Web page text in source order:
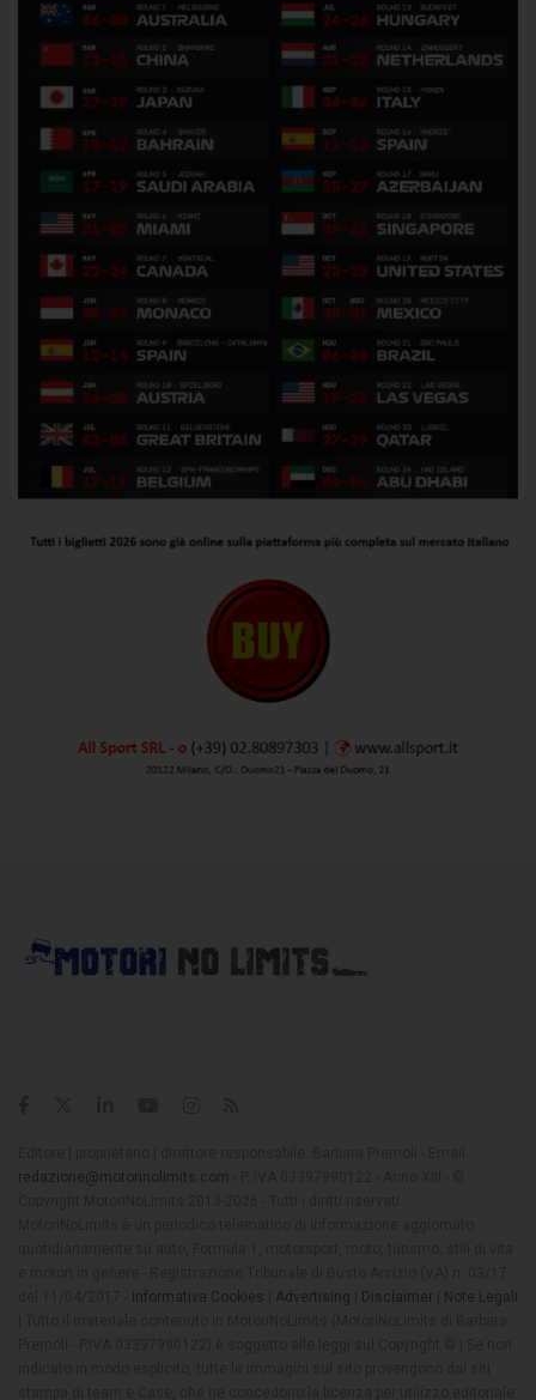
redazione@motorinolimits.com
Informativa Cookies Advertising Disclaimer
Note Legali